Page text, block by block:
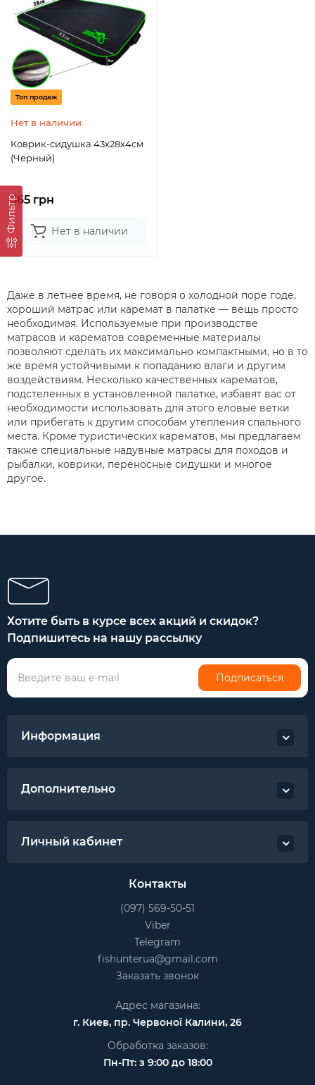
Фильтр
Топ продаж
Нет в наличии
Коврик-сидушка 43х28х4см
(Черный)
365 грн
Нет в наличии
Даже в летнее время, не говоря о холодной поре годе,
хороший матрас или каремат в палатке — вещь просто
необходимая. Используемые при производстве
матрасов и карематов современные материалы
позволяют сделать их максимально компактными, но в то
же время устойчивыми к попаданию влаги и другим
воздействиям. Несколько качественных карематов,
подстеленных в установленной палатке, избавят вас от
необходимости использовать для этого еловые ветки
или прибегать к другим способам утепления спального
места. Кроме туристических карематов, мы предлагаем
также специальные надувные матрасы для походов и
рыбалки, коврики, переносные сидушки и многое
другое.
Хотите быть в курсе всех акций и скидок?
Подпишитесь на нашу рассылку
Подписаться
Информация
Дополнительно
Личный кабинет
Контакты
(097) 569-50-51
Viber
Telegram
fishunterua@gmail.com
Заказать звонок
Адрес магазина:
г. Киев, пр. Червоної Калини, 26
Обработка заказов:
Пн-Пт: з 9:00 до 18:00